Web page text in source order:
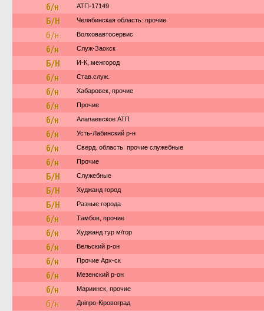
б/н АТП-17149
Б/Н Челябинская область: прочие
б/н Волховавтосервис
б/н Служ-Заокск
Б/Н И-К, межгород
б/н Став.служ.
б/н Хабаровск, прочие
б/н Прочие
б/н Алапаевское АТП
б/н Усть-Лабинский р-н
б/н Сверд. область: прочие служебные
б/н Прочие
Б/Н Служебные
Б/Н Худжанд город
Б/Н Разные города
б/н Тамбов, прочие
б/н Худжанд тур м/гор
б/н Вельский р-он
б/н Прочие Арх-ск
б/н Мезенский р-он
б/н Мариинск, прочие
б/н Дніпро-Кіровоград